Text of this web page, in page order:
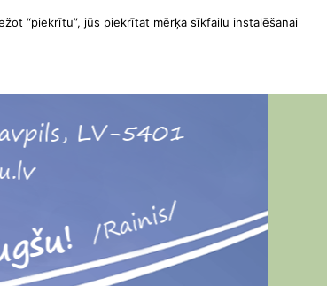
“piekrītu”, jūs piekrītat mērķa sīkfailu instalēšanai